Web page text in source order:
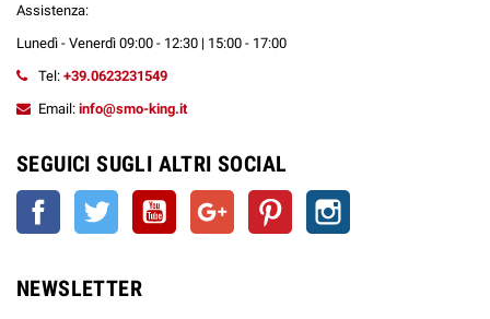
Assistenza:
Lunedì - Venerdì 09:00 - 12:30 | 15:00 - 17:00
Tel: +39.0623231549
Email: info@smo-king.it
SEGUICI SUGLI ALTRI SOCIAL
Facebook Twitter YouTube Google+ Pinterest
NEWSLETTER